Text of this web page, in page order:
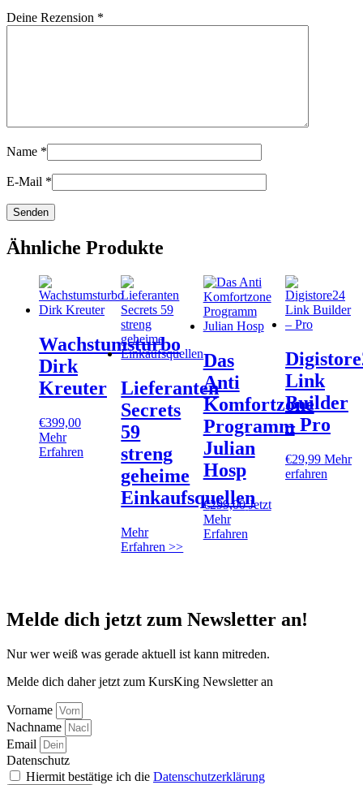
Deine Rezension *
Name *
E-Mail *
Ähnliche Produkte
Wachstumsturbo
Dirk
Kreuter
€399,00
Mehr
Erfahren
Lieferanten
Secrets
59
streng
geheime
Einkaufsquellen
Mehr
Erfahren >>
Das
Anti
Komfortzone
Programm
Julian
Hosp
€299,00 Jetzt
Mehr
Erfahren
Link
Builder
– Pro
€29,99 Mehr
erfahren
Melde dich jetzt zum Newsletter an!
Nur wer weiß was gerade aktuell ist kann mitreden.
Melde dich daher jetzt zum KursKing Newsletter an
Vorname
Nachname
Email
Datenschutz
Hiermit bestätige ich die Datenschutzerklärung